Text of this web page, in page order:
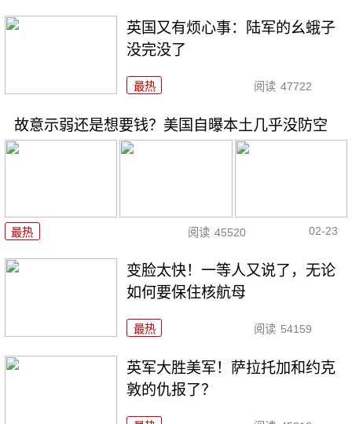
英国又有烦心事：陆军的幺蛾子
没完没了
最热 阅读 47722
故意示弱还是想要钱？美国自曝本土几乎没防空
最热 阅读 45520 02-23
变脸太快！一等人又说了，无论
如何要保住核航母
最热 阅读 54159
英军大胜美军！萨拉托加和约克
敦的仇报了？